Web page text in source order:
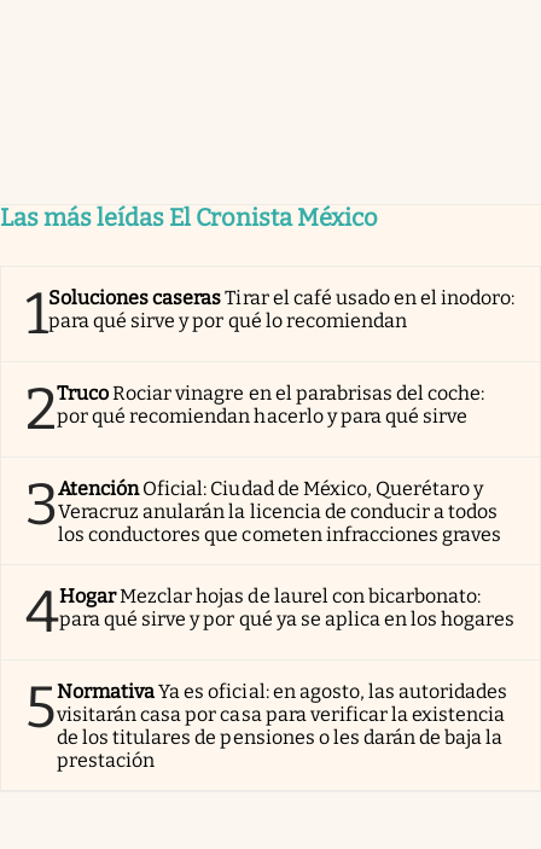
Las más leídas El Cronista México
1Soluciones caserasTirar el café usado en el inodoro:
para qué sirve y por qué lo recomiendan
2TrucoRociar vinagre en el parabrisas del coche:
por qué recomiendan hacerlo y para qué sirve
3AtenciónOficial: Ciudad de México, Querétaro y
Veracruz anularán la licencia de conducir a todos
los conductores que cometen infracciones graves
4HogarMezclar hojas de laurel con bicarbonato:
para qué sirve y por qué ya se aplica en los hogares
5NormativaYa es oficial: en agosto, las autoridades
visitarán casa por casa para verificar la existencia
de los titulares de pensiones o les darán de baja la
prestación